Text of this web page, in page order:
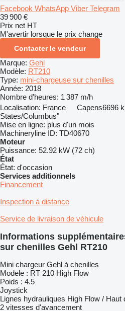
Facebook WhatsApp Viber Telegram
39 900 €
Prix net HT
M'avertir lorsque le prix change
Contacter le vendeur
Marque: Gehl
Modèle: RT210
Type: mini-chargeuse sur chenilles
Année: 2018
Nombre d'heures: 1 387 m/h
Localisation: France Capens6696
States/Columbus"
Mise en ligne: plus d'un mois
Machineryline ID: TD40670
Moteur
Puissance: 52.92 kW (72 ch)
État
État: d'occasion
Services additionnels
Financement
Inspection à distance
Service de livraison de véhicule
Informations
sur chenilles Gehl RT210
Mini chargeur Gehl à chenilles
Modele : RT 210 High Flow
Poids : 4.5
Joystick
Lignes hydrauliques High Flow / Haut
2 vitesses d'avancement